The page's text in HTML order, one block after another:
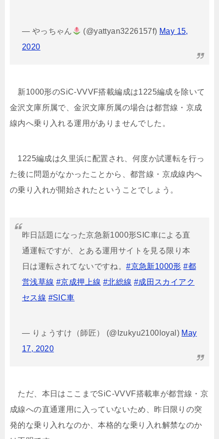
— やっちゃん (@yattyan3226157f) May 15,
2020
新1000形のSiC-VVVF搭載編成は1225編成を除いて
金沢文庫所属で、金沢文庫所属の場合は都営線・京成
線内へ乗り入れる運用がありませんでした。
1225編成は久里浜に配置され、何度か試運転を行っ
た後に問題がなかったことから、都営線・京成線内へ
の乗り入れが開始されたということでしょう。
昨日話題になった京急新1000形SIC車による直
通運転ですが、とある運用サイトを見る限り本
日は運転されてないですね。#京急新1000形 #都
営浅草線 #京成押上線 #北総線 #成田スカイアク
セス線 #SIC車
— りょうすけ（師匠） (@Izukyu2100loyal) May
17, 2020
ただ、本日はここまでSiC-VVVF搭載車が都営線・京
成線への直通運用に入っていないため、昨日限りの突
発的な乗り入れなのか、本格的な乗り入れ解禁なのか